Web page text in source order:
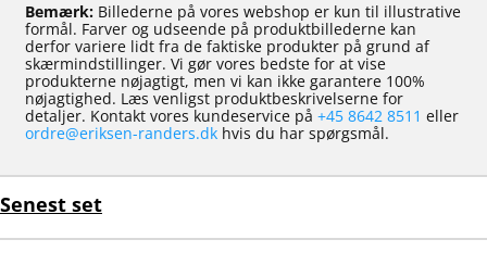
Bemærk: Billederne på vores webshop er kun til illustrative
formål. Farver og udseende på produktbillederne kan
derfor variere lidt fra de faktiske produkter på grund af
skærmindstillinger. Vi gør vores bedste for at vise
produkterne nøjagtigt, men vi kan ikke garantere 100%
nøjagtighed. Læs venligst produktbeskrivelserne for
detaljer. Kontakt vores kundeservice på +45 8642 8511 eller
ordre@eriksen-randers.dk hvis du har spørgsmål.
Senest set